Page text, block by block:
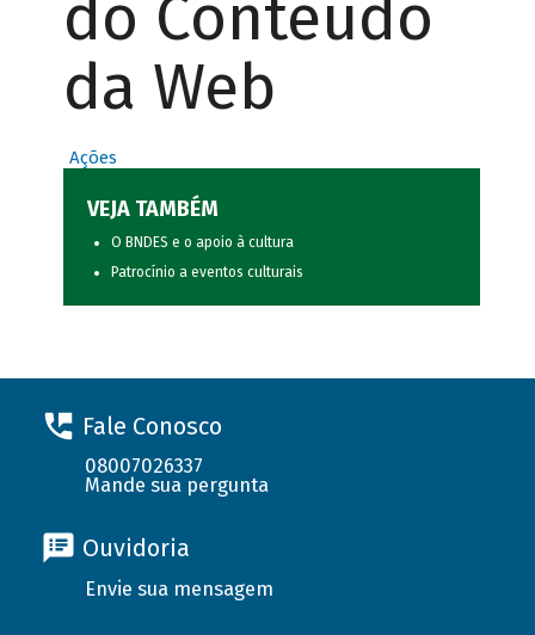
do Conteúdo
da Web
Ações
VEJA TAMBÉM
O BNDES e o apoio à cultura
Patrocínio a eventos culturais
Fale Conosco
08007026337
Mande sua pergunta
Ouvidoria
Envie sua mensagem